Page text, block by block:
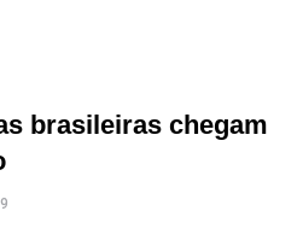
brasileiras chegam